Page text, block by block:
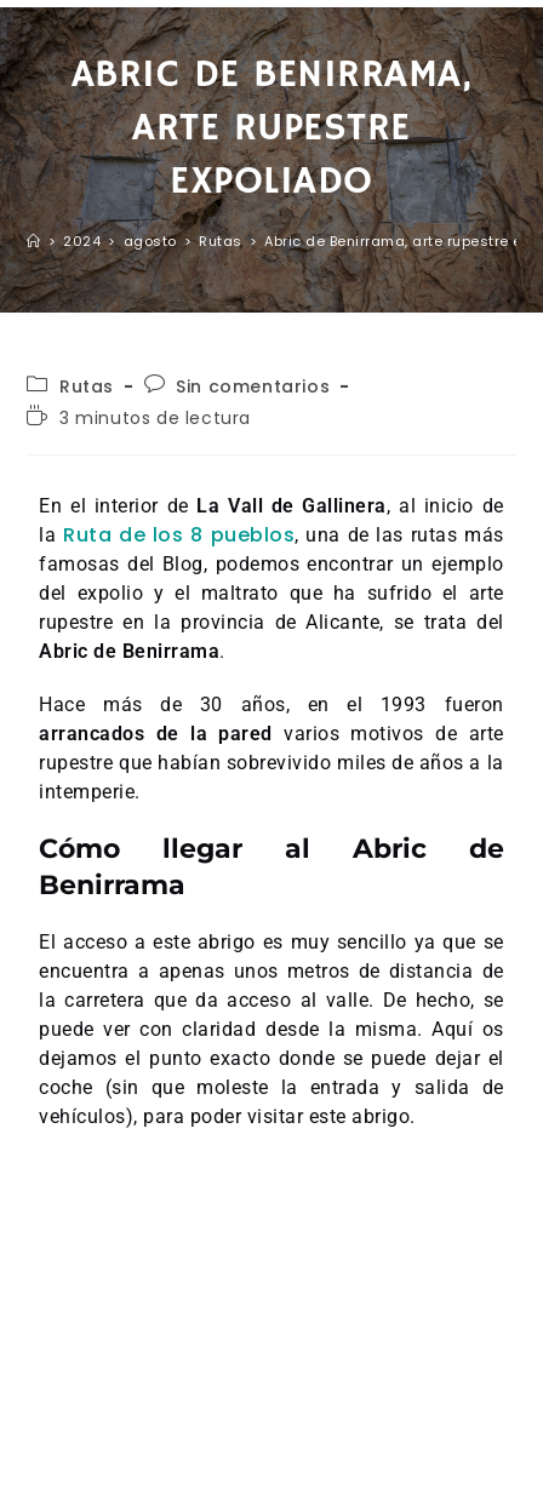
ABRIC DE BENIRRAMA,
ARTE RUPESTRE
EXPOLIADO
> 2024 > agosto > Rutas > Abric de Benirrama, arte rupestre
Rutas
Sin comentarios
3 minutos de lectura
En el interior de La Vall de Gallinera, al inicio de
la Ruta de los 8 pueblos, una de las rutas más
famosas del Blog, podemos encontrar un ejemplo
del expolio y el maltrato que ha sufrido el arte
rupestre en la provincia de Alicante, se trata del
Abric de Benirrama.
Hace más de 30 años, en el 1993 fueron
arrancados de la pared
varios motivos de arte
rupestre que habían sobrevivido miles de años a la
intemperie.
Cómo llegar al Abric de
Benirrama
El acceso a este abrigo es muy sencillo ya que se
encuentra a apenas unos metros de distancia de
la carretera que da acceso al valle. De hecho, se
puede ver con claridad desde la misma. Aquí os
dejamos el punto exacto donde se puede dejar el
coche (sin que moleste la entrada y salida de
vehículos), para poder visitar este abrigo.